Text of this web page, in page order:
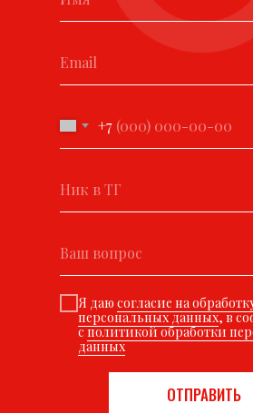
+7
Я даю согласие на
персональных данных, в
сполитикой обработки
данных
ОТПРАВИТЬ